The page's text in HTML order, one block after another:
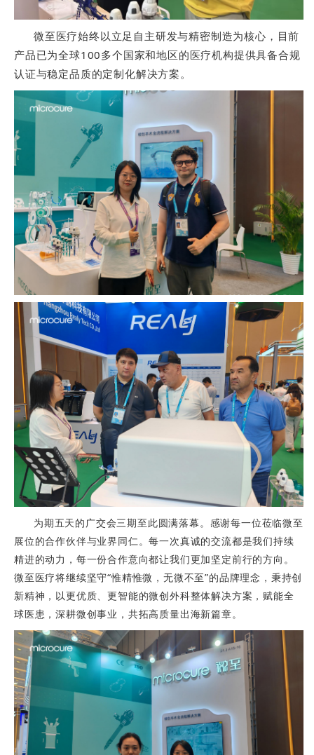
微至医疗始终以立足自主研发与精密制造为核心，目前
产品已为全球100多个国家和地区的医疗机构提供具备合规
认证与稳定品质的定制化解决方案。
为期五天的广交会三期至此圆满落幕。感谢每一位莅临微至
展位的合作伙伴与业界同仁。每一次真诚的交流都是我们持续
精进的动力，每一份合作意向都让我们更加坚定前行的方向。
微至医疗将继续坚守“惟精惟微，无微不至”的品牌理念，秉持创
新精神，以更优质、更智能的微创外科整体解决方案，赋能全
球医患，深耕微创事业，共拓高质量出海新篇章。